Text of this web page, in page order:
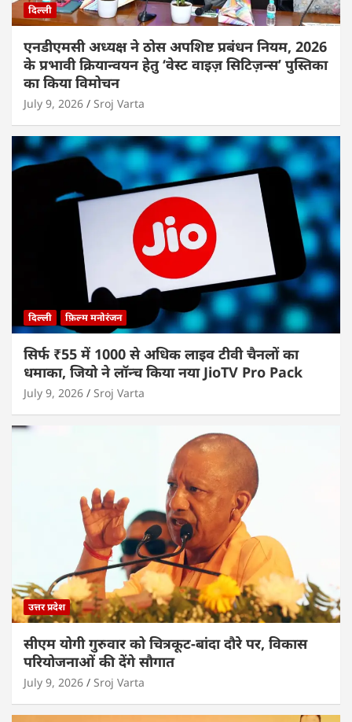
दिल्ली
एनडीएमसी अध्यक्ष ने ठोस अपशिष्ट प्रबंधन नियम, 2026
के प्रभावी क्रियान्वयन हेतु ‘वेस्ट वाइज़ सिटिज़न्स’ पुस्तिका
का किया विमोचन
July 9, 2026 Sroj Varta
दिल्ली फ़िल्म मनोरंजन
सिर्फ ₹55 में 1000 से अधिक लाइव टीवी चैनलों का
धमाका, जियो ने लॉन्च किया नया JioTV Pro Pack
July 9, 2026 Sroj Varta
उत्तर प्रदेश
सीएम योगी गुरुवार को चित्रकूट-बांदा दौरे पर, विकास
परियोजनाओं की देंगे सौगात
July 9, 2026 Sroj Varta